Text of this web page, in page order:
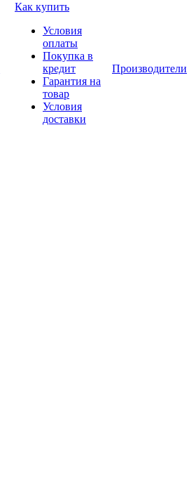
Как купить
Условия
оплаты
Покупка в
кредит
Гарантия на
товар
Условия
доставки
Производители